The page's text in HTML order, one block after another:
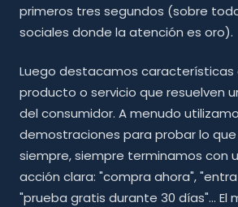
primeros tres segundos (sobre
sociales donde la atención es oro).
Luego destacamos características
producto o servicio que resuelven
del consumidor. A menudo
demostraciones para probar lo que
siempre, siempre terminamos con
acción clara: "compra ahora",
"prueba gratis durante 30 días"... El